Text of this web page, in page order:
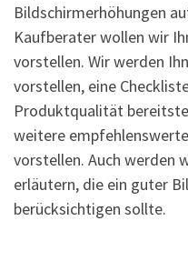
Bildschirmerhöhungen
Kaufberater wollen wir
vorstellen. Wir werden
vorstellen, eine
Produktqualität
weitere
vorstellen. Auch werden
erläutern, die ein guter
berücksichtigen sollte.